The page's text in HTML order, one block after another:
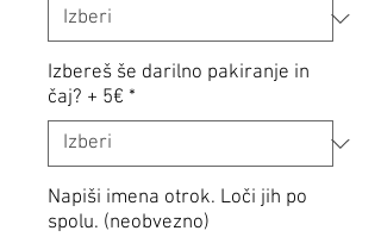
Izbereš še darilno pakiranje in
čaj? + 5€ *
Napiši imena otrok. Loči jih po
spolu. (neobvezno)